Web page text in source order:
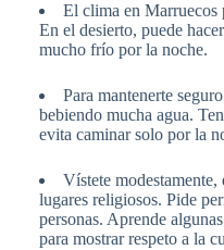
El clima en Marruecos
En el desierto, puede
mucho frío por la noche.
Para mantenerte
bebiendo mucha agua.
evita caminar solo por la
Vístete modestamente,
lugares religiosos. Pide
personas. Aprende
para mostrar respeto a la